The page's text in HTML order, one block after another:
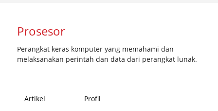
Prosesor
Perangkat keras komputer yang memahami dan
melaksanakan perintah dan data dari perangkat lunak.
Artikel Profil